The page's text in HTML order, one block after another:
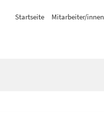
Startseite Mitarbeiter/innen